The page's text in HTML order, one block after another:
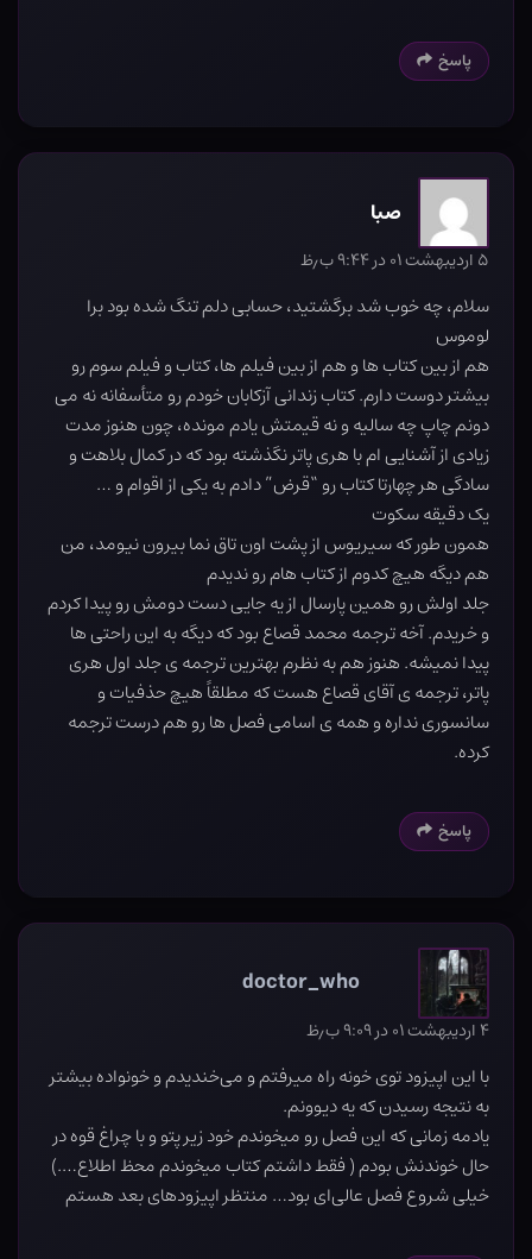
پاسخ
صبا
۵ اردیبهشت ۰۱ در ۹:۴۴ ب٫ظ
سلام، چه خوب شد برگشتید، حسابی دلم تنگ شده بود برا
لوموس
هم از بین کتاب ها و هم از بین فیلم ها، کتاب و فیلم سوم رو
بیشتر دوست دارم. کتاب زندانی آزکابان خودم رو متأسفانه نه می
دونم چاپ چه سالیه و نه قیمتش یادم مونده، چون هنوز مدت
زیادی از آشنایی ام با هری پاتر نگذشته بود که در کمال بلاهت و
سادگی هر چهارتا کتاب رو “قرض” دادم به یکی از اقوام و …
یک دقیقه سکوت
همون طور که سیریوس از پشت اون تاق نما بیرون نیومد، من
هم دیگه هیچ کدوم از کتاب هام رو ندیدم
جلد اولش رو همین پارسال از یه جایی دست دومش رو پیدا کردم
و خریدم. آخه ترجمه محمد قصاع بود که دیگه به این راحتی ها
پیدا نمیشه. هنوز هم به نظرم بهترین ترجمه ی جلد اول هری
پاتر، ترجمه ی آقای قصاع هست که مطلقاً هیچ حذفیات و
سانسوری نداره و همه ی اسامی فصل ها رو هم درست ترجمه
کرده.
پاسخ
doctor_who
۴ اردیبهشت ۰۱ در ۹:۰۹ ب٫ظ
با این اپیزود توی خونه راه میرفتم و می‌خندیدم و خونواده بیشتر
به نتیجه رسیدن که یه دیوونم.
یادمه زمانی که این فصل رو میخوندم خود زیر پتو و با چراغ قوه در
حال خوندنش بودم ( فقط داشتم کتاب میخوندم محظ اطلاع….)
خیلی شروع فصل عالی‌ای بود… منتظر اپیزودهای بعد هستم